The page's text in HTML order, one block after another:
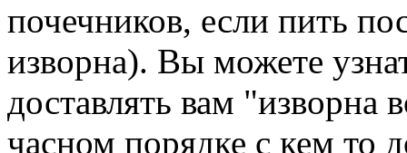
почечников, если пить
изворна). Вы можете
доставлять вам
часном порядке с кем то